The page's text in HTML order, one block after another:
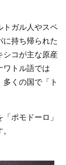
トガル人やスペ
に持ち帰られた
シコが主な原産
ワトル語では
多くの国で「ト
ポモドーロ」